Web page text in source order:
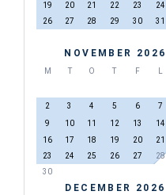
19
20 21 22 23 24
26
27 28 29 30 31
NOVEMBER 2026
M T O T F
2
3 4 5 6 7
9
10 11 12 13 14
16
17 18 19 20 21
23
24 25 26 27 28
30
DECEMBER 2026